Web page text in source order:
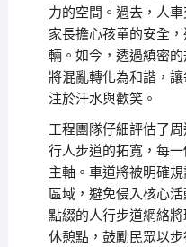
力的空間。過去，人
家長擔心孩童的安全
輛。如今，透過縝密
將混亂轉化為和諧，
注於汗水與歡笑。
工程團隊仔細評估了
行人步道的拓寬，每
主軸。車道將被明確
區域，避免侵入核心
點綴的人行步道網絡
休憩點，鼓勵民眾以